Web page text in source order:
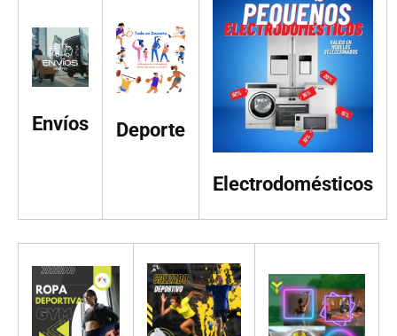
Envíos Deporte
Electrodomésticos